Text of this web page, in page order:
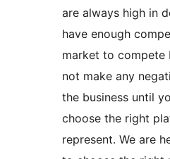
are always high in
have enough
market to compete
not make any
the business until
choose the right
represent. We are